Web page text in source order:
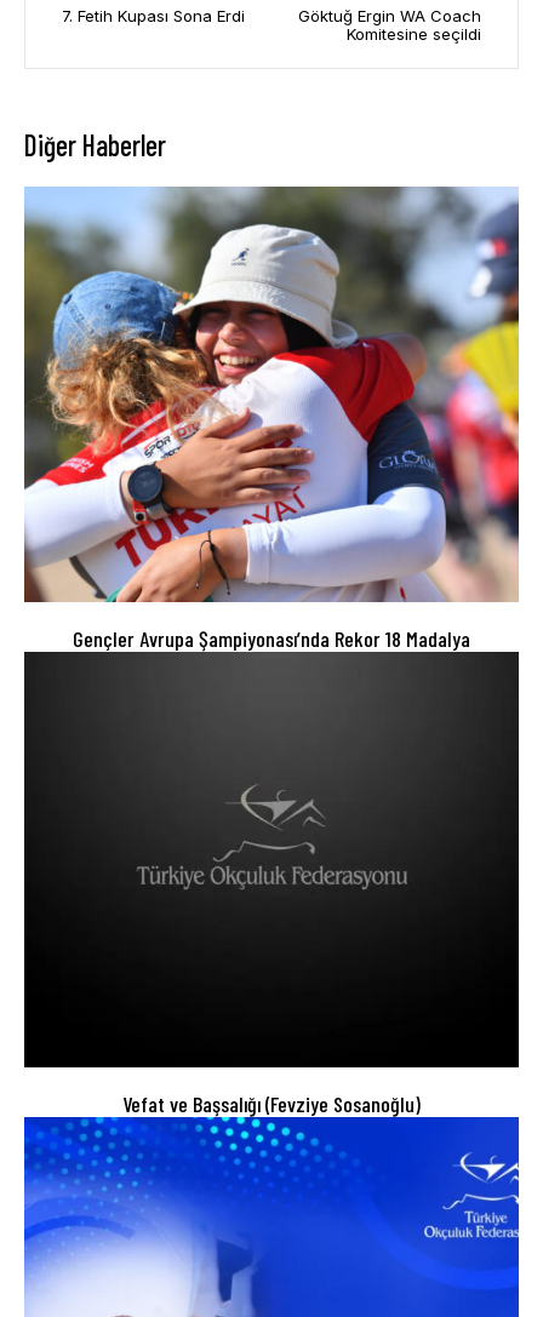
7. Fetih Kupası Sona Erdi
Göktuğ Ergin WA Coach
Komitesine seçildi
Diğer Haberler
Gençler Avrupa Şampiyonası’nda Rekor 18 Madalya
Vefat ve Başsalığı (Fevziye Sosanoğlu)